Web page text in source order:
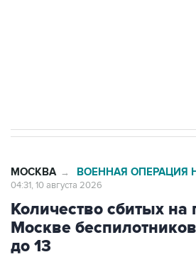
МОСКВА → ВОЕННАЯ ОПЕРАЦИЯ
04:31, 10 августа 2026
Количество сбитых на
Москве
до 13